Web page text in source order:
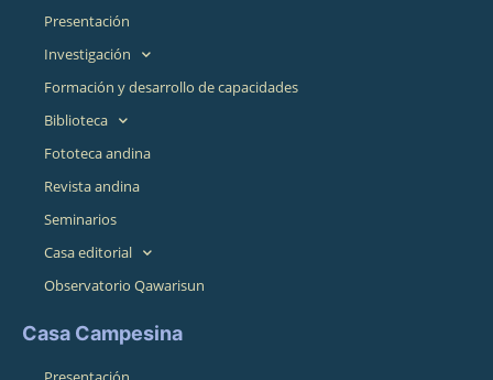
Presentación
Investigación
Formación y desarrollo de capacidades
Biblioteca
Fototeca andina
Revista andina
Seminarios
Casa editorial
Observatorio Qawarisun
Casa Campesina